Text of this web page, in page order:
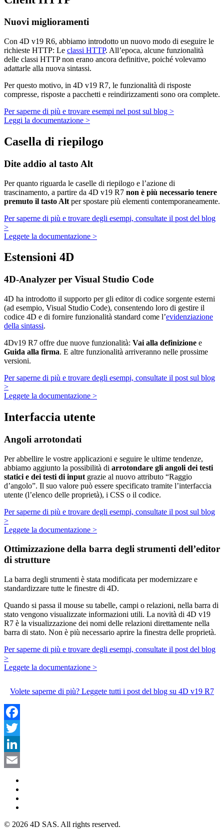
Nuovi miglioramenti
Con 4D v19 R6, abbiamo introdotto un nuovo modo di eseguire le
richieste HTTP: Le classi HTTP. All’epoca, alcune funzionalità
delle classi HTTP non erano ancora definitive, poiché volevamo
adattarle alla nuova sintassi.
Per questo motivo, in 4D v19 R7, le funzionalità di risposte
compresse, risposte a pacchetti e reindirizzamenti sono ora complete.
Per saperne di più e trovare esempi nel post sul blog >
Leggi la documentazione >
Casella di riepilogo
Dite addio al tasto Alt
Per quanto riguarda le caselle di riepilogo e l’azione di
trascinamento, a partire da 4D v19 R7 non è più necessario tenere
premuto il tasto Alt per spostare più elementi contemporaneamente.
Per saperne di più e trovare degli esempi, consultate il post del blog
>
Leggete la documentazione >
Estensioni 4D
4D-Analyzer per Visual Studio Code
4D ha introdotto il supporto per gli editor di codice sorgente esterni
(ad esempio, Visual Studio Code), consentendo loro di gestire il
codice 4D e di fornire funzionalità standard come l’evidenziazione
della sintassi.
4Dv19 R7 offre due nuove funzionalità: Vai alla definizione e
Guida alla firma. E altre funzionalità arriveranno nelle prossime
versioni.
Per saperne di più e trovare degli esempi, consultate il post sul blog
>
Leggete la documentazione >
Interfaccia utente
Angoli arrotondati
Per abbellire le vostre applicazioni e seguire le ultime tendenze,
abbiamo aggiunto la possibilità di arrotondare gli angoli dei testi
statici e dei testi di input grazie al nuovo attributo “Raggio
d’angolo”. Il suo valore può essere specificato tramite l’interfaccia
utente (l’elenco delle proprietà), i CSS o il codice.
Per saperne di più e trovare degli esempi, consultate il post sul blog
>
Leggete la documentazione >
Ottimizzazione della barra degli strumenti dell’editor
di strutture
La barra degli strumenti è stata modificata per modernizzare e
standardizzare tutte le finestre di 4D.
Quando si passa il mouse su tabelle, campi o relazioni, nella barra di
stato vengono visualizzate informazioni utili. La novità di 4D v19
R7 è la visualizzazione dei nomi delle relazioni direttamente nella
barra di stato. Non è più necessario aprire la finestra delle proprietà.
Per saperne di più e trovare degli esempi, consultate il post del blog
>
Leggete la documentazione >
Volete saperne di più? Leggete tutti i post del blog su 4D v19 R7
Facebook
Twitter
LinkedIn
© 2026 4D SAS. All rights reserved.